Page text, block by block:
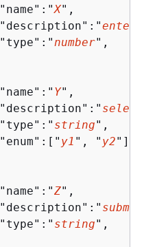
X",
enter
number",
Y",
string",
y1 ", " y2"]
Z",
string",